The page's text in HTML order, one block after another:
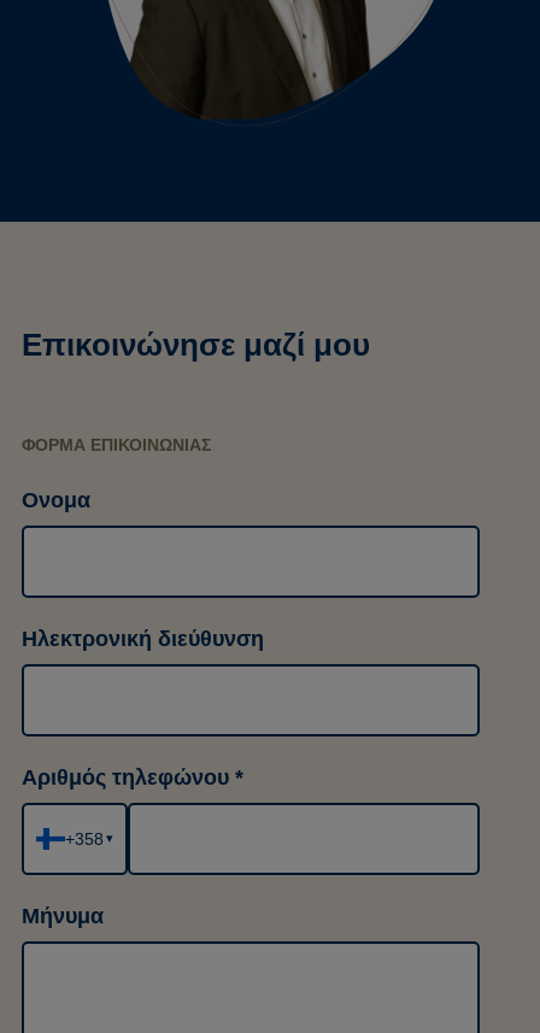
Επικοινώνησε μαζί μου
ΦΌΡΜΑ ΕΠΙΚΟΙΝΩΝΊΑΣ
Ονομα
Ηλεκτρονική διεύθυνση
Αριθμός τηλεφώνου
+358 ▾
Μήνυμα